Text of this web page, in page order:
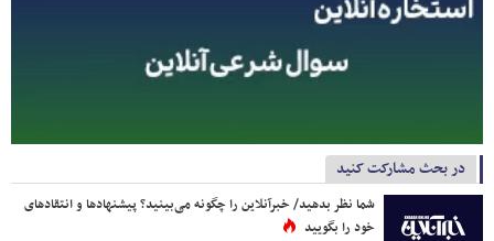
در بحث مشارکت کنید
شما نظر بدهید/ خبرآنلاین را چگونه می‌بینید؟ پیشنهادها و انتقادهای
خود را بگویید